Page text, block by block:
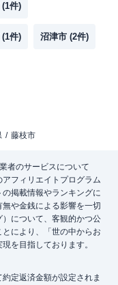
(1件)
(1件) 沼津市 (2件)
藤枝市
者のサービスについて
フィリエイトプログラム
掲載情報やランキングに
や金銭による影響を一切
について、客観的かつ公
により、「世の中からお
を目指しております。
定返済金額が設定されま